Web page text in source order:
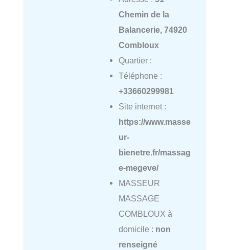
Chemin de la
Balancerie, 74920
Combloux
Quartier :
Téléphone :
+33660299981
Site internet :
https://www.masse
ur-
bienetre.fr/massag
e-megeve/
MASSEUR
MASSAGE
COMBLOUX à
domicile : non
renseigné